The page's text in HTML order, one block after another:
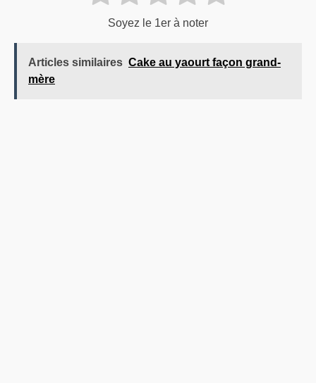
Soyez le 1er à noter
Articles similaires Cake au yaourt façon grand-
mère